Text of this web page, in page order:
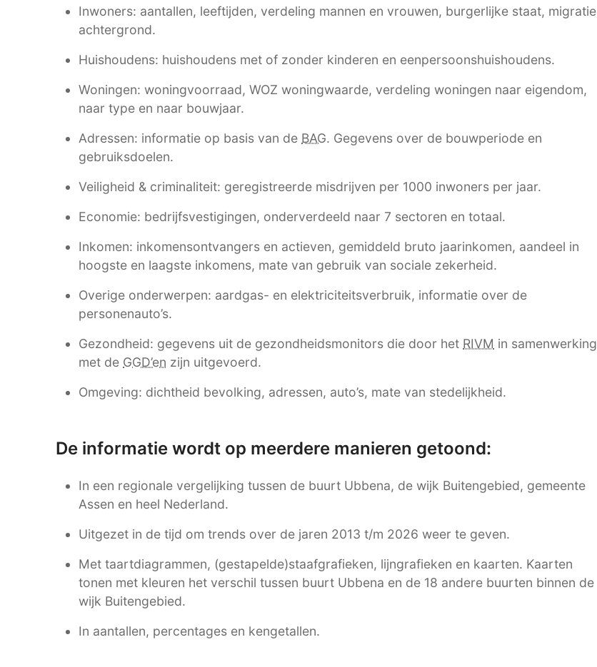
Inwoners: aantallen, leeftijden, verdeling mannen en vrouwen, burgerlijke staat, migratie
achtergrond.
Huishoudens: huishoudens met of zonder kinderen en eenpersoonshuishoudens.
Woningen: woningvoorraad, WOZ woningwaarde, verdeling woningen naar eigendom,
naar type en naar bouwjaar.
Adressen: informatie op basis van de BAG. Gegevens over de bouwperiode en
gebruiksdoelen.
Veiligheid & criminaliteit: geregistreerde misdrijven per 1000 inwoners per jaar.
Economie: bedrijfsvestigingen, onderverdeeld naar 7 sectoren en totaal.
Inkomen: inkomensontvangers en actieven, gemiddeld bruto jaarinkomen, aandeel in
hoogste en laagste inkomens, mate van gebruik van sociale zekerheid.
Overige onderwerpen: aardgas- en elektriciteitsverbruik, informatie over de
personenauto’s.
Gezondheid: gegevens uit de gezondheidsmonitors die door het RIVM in samenwerking
met de GGD’en zijn uitgevoerd.
Omgeving: dichtheid bevolking, adressen, auto’s, mate van stedelijkheid.
De informatie wordt op meerdere manieren getoond:
In een regionale vergelijking tussen de buurt Ubbena, de wijk Buitengebied, gemeente
Assen en heel Nederland.
Uitgezet in de tijd om trends over de jaren 2013 t/m 2026 weer te geven.
Met taartdiagrammen, (gestapelde)staafgrafieken, lijngrafieken en kaarten. Kaarten
tonen met kleuren het verschil tussen buurt Ubbena en de 18 andere buurten binnen de
wijk Buitengebied.
In aantallen, percentages en kengetallen.